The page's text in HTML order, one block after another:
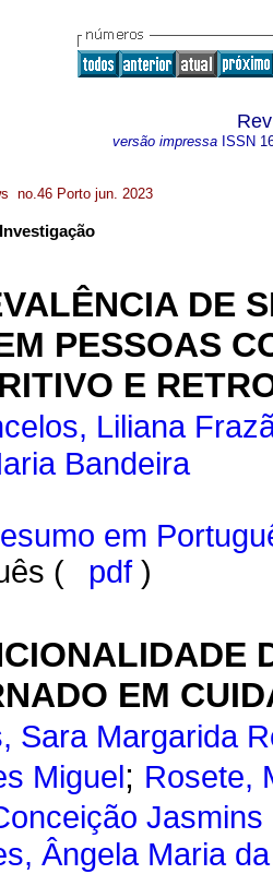
versão impressa ISSN
no.46 Porto jun. 2023
DE
PESSOAS
E
Liliana
Bandeira
em
(
pdf )
EM
Sara Margarida
Miguel ; Rosete,
Ângela Maria